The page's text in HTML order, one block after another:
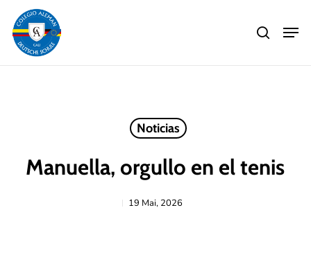
main
content
search
Noticias
Manuella, orgullo en el tenis
19 Mai, 2026